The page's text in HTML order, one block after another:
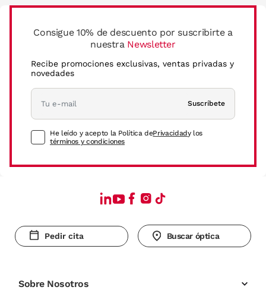
Consigue 10% de descuento por suscribirte a
nuestra Newsletter
Recibe promociones exclusivas, ventas privadas y
novedades
Suscríbete
He leído y acepto la Política dePrivacidady los
términos y condiciones
Pedir cita Buscar óptica
Sobre Nosotros